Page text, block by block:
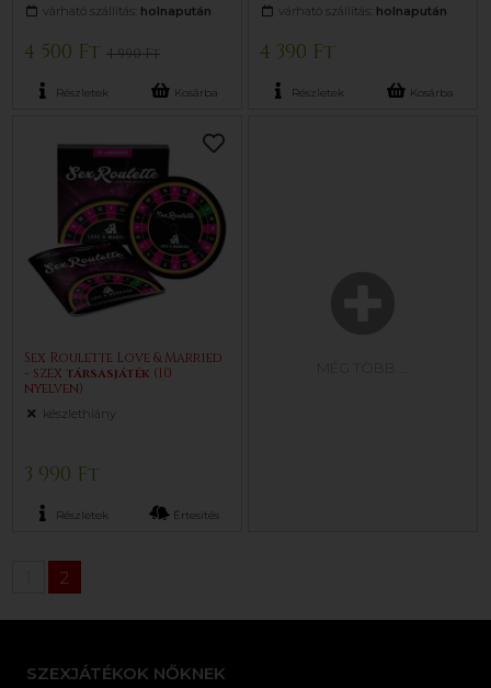
várható szállítás: holnapután
4 500 Ft4 990 Ft
Részletek Kosárba
várható szállítás: holnapután
4 390 Ft
Részletek Kosárba
Sex Roulette Love & Married
- szex társasjáték (10
nyelven)
készlethiány
3 990 Ft
Részletek Értesítés
2
SZEXJÁTÉKOK NŐKNEK